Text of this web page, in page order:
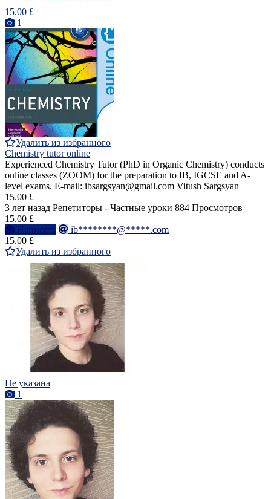
15.00 £
1
Удалить из избранного
Chemistry tutor online
Experienced Chemistry Tutor (PhD in Organic Chemistry) conducts
online classes (ZOOM) for the preparation to IB, IGCSE and A-
level exams. E-mail: ibsargsyan@gmail.com Vitush Sargsyan
15.00 £
3 лет назад Репетиторы - Частные уроки 884 Просмотров
15.00 £
Написать
ib********@*****.com
15.00 £
Удалить из избранного
Не указана
1